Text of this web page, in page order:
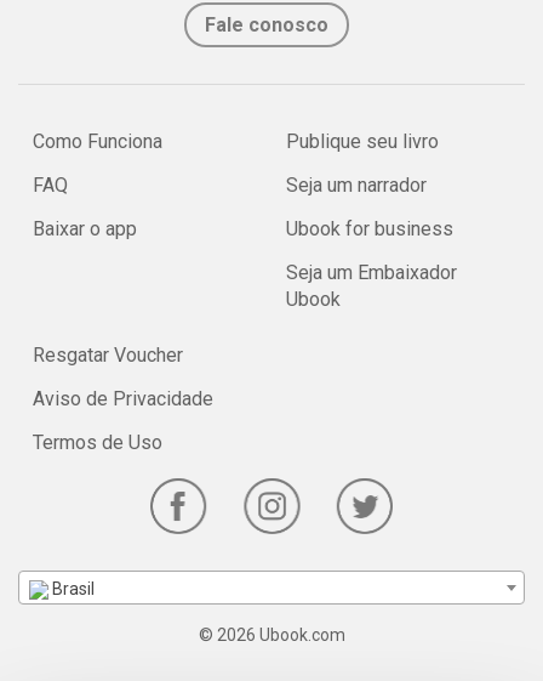
Fale conosco
Como Funciona
FAQ
Baixar o app
Publique seu livro
Seja um narrador
Ubook for business
Seja um Embaixador
Ubook
Resgatar Voucher
Aviso de Privacidade
Termos de Uso
Brasil
© 2026 Ubook.com